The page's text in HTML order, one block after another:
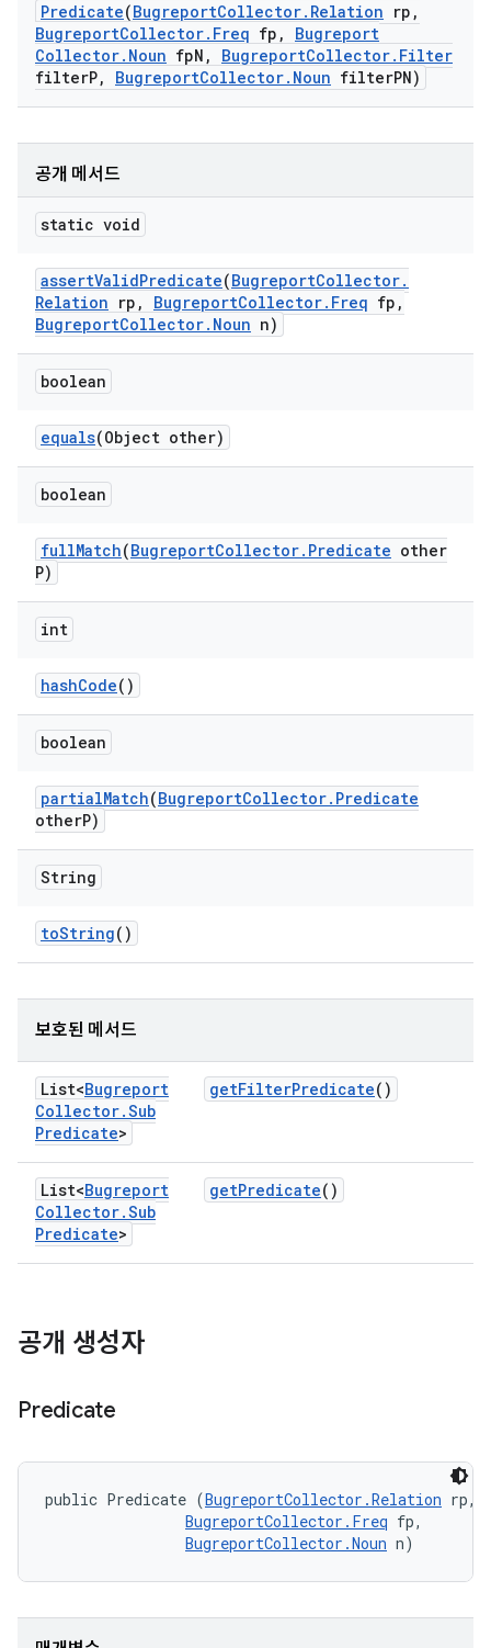
Predicate(BugreportCollector. Relation rp ,
BugreportCollector. Freq fp ,
Bugreport
Collector. Noun fpN , BugreportCollector. Filter
filterP, BugreportCollector. Noun filterPN)
공개 메서드
static void
assertValidPredicate(BugreportCollector.
Relation rp , BugreportCollector. Freq fp ,
BugreportCollector. Noun n)
boolean
equals(Object other)
boolean
fullMatch(BugreportCollector. Predicate other
P)
int
hashCode()
boolean
partialMatch(BugreportCollector. Predicate
otherP)
String
toString()
보호된 메서드
List<Bugreport
Collector.Sub
Predicate>
getFilterPredicate()
List<Bugreport
Collector.Sub
Predicate>
getPredicate()
공개 생성자
Predicate
public Predicate (BugreportCollector.Relation rp,
BugreportCollector.Freq fp,
BugreportCollector.Noun n)